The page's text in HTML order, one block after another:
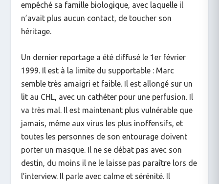
empêché sa famille biologique, avec laquelle il
n’avait plus aucun contact, de toucher son
héritage.
Un dernier reportage a été diffusé le 1er février
1999. Il est à la limite du supportable : Marc
semble très amaigri et faible. Il est allongé sur un
lit au CHL, avec un cathéter pour une perfusion. Il
va très mal. Il est maintenant plus vulnérable que
jamais, même aux virus les plus inoffensifs, et
toutes les personnes de son entourage doivent
porter un masque. Il ne se débat pas avec son
destin, du moins il ne le laisse pas paraître lors de
l’interview. Il parle avec calme et sérénité. Il